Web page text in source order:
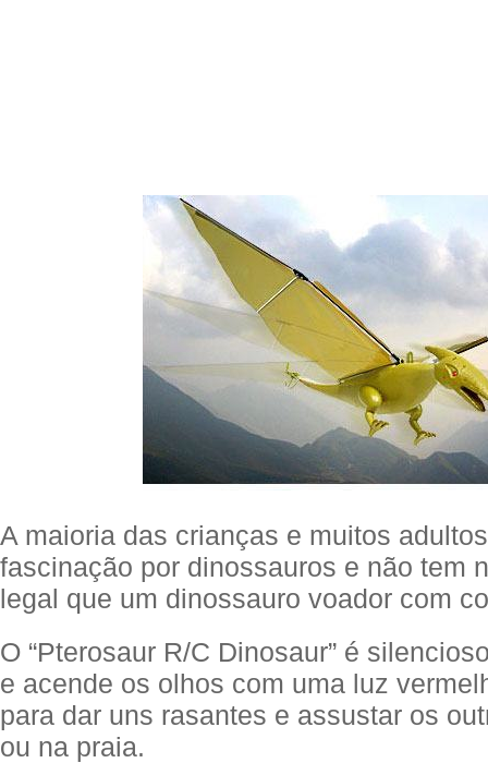
A maioria das crianças e muitos
fascinação por dinossauros e não tem
legal que um dinossauro voador com
O “Pterosaur R/C Dinosaur” é
e acende os olhos com uma luz
para dar uns rasantes e assustar os
ou na praia.